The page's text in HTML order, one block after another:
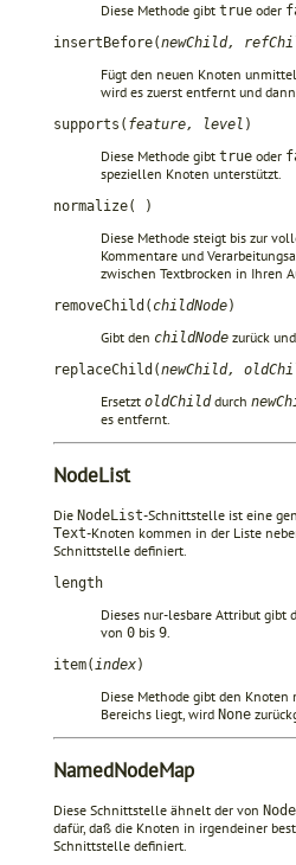
Diese Methode gibt true oder
insertBefore(newChild,
Fügt den neuen Knoten
wird es zuerst entfernt und
supports( feature, level )
Diese Methode gibt true oder
speziellen Knoten unterstützt.
normalize( )
Diese Methode steigt bis zur
Kommentare und
zwischen Textbrocken in Ihren
removeChild( childNode)
Gibt den childNode zurück
replaceChild(newChild,
Ersetzt oldChilddurch
es entfernt.
NodeList
Die NodeList-Schnittstelle ist eine
Text-Knoten kommen in der Liste
Schnittstelle definiert.
length
Dieses nur-lesbare Attribut gibt
von 0 bis 9
item(index)
Diese Methode gibt den
Bereichs liegt, wird None
NamedNodeMap
Diese Schnittstelle ähnelt der von
dafür, daß die Knoten in irgendeiner
Schnittstelle definiert.